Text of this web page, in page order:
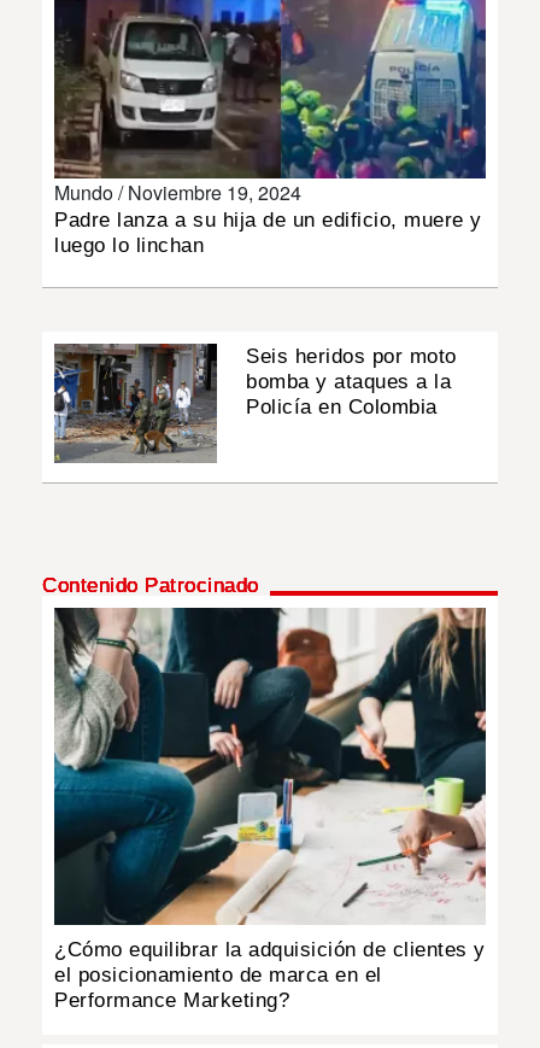
Mundo /Noviembre 19, 2024
Padre lanza a su hija de un edificio, muere y
luego lo linchan
Seis heridos por moto
bomba y ataques a la
Policía en Colombia
Contenido Patrocinado
¿Cómo equilibrar la adquisición de clientes y
el posicionamiento de marca en el
Performance Marketing?